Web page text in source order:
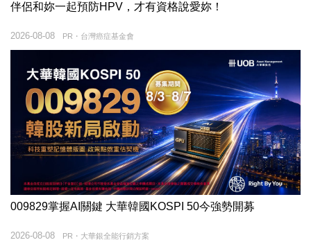
伴侶和妳一起預防HPV，才有資格說愛妳！
PR・台灣癌症基金會
2026-08-08
009829掌握AI關鍵 大華韓國KOSPI 50今強勢開募
PR・大華銀全能行銷方案
2026-08-08